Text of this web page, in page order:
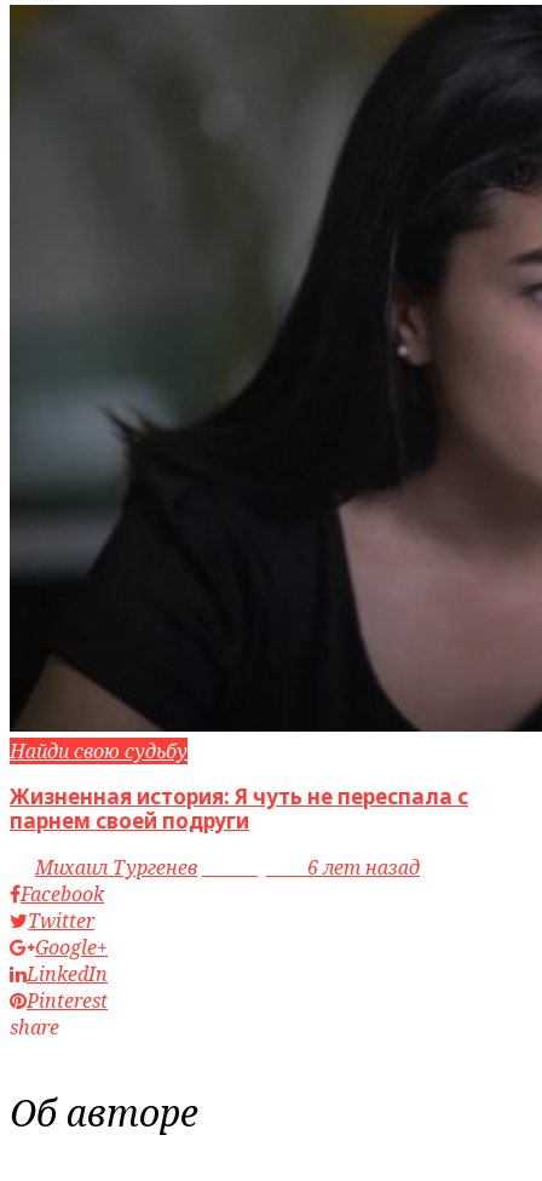
Найди свою судьбу
Жизненная история: Я чуть не переспала с
парнем своей подруги
byМихаил Тургенев
6 лет назад
Facebook
Twitter
Google+
LinkedIn
Pinterest
share
Об авторе